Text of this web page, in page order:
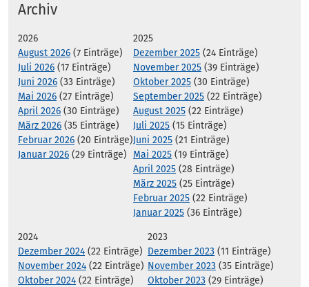
Archiv
2026
August 2026 (7 Einträge)
Juli 2026 (17 Einträge)
Juni 2026 (33 Einträge)
Mai 2026 (27 Einträge)
April 2026 (30 Einträge)
März 2026 (35 Einträge)
Februar 2026 (20 Einträge)
Januar 2026 (29 Einträge)
2025
Dezember 2025 (24 Einträge)
November 2025 (39 Einträge)
Oktober 2025 (30 Einträge)
September 2025 (22 Einträge)
August 2025 (22 Einträge)
Juli 2025 (15 Einträge)
Juni 2025 (21 Einträge)
Mai 2025 (19 Einträge)
April 2025 (28 Einträge)
März 2025 (25 Einträge)
Februar 2025 (22 Einträge)
Januar 2025 (36 Einträge)
2024
Dezember 2024 (22 Einträge)
November 2024 (22 Einträge)
Oktober 2024 (22 Einträge)
2023
Dezember 2023 (11 Einträge)
November 2023 (35 Einträge)
Oktober 2023 (29 Einträge)